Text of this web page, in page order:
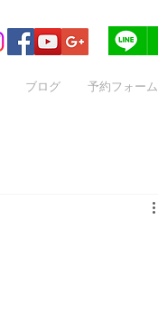
ブログ 予約フォーム